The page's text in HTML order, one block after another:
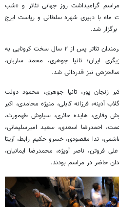
گرامیداشت روز جهانی تئاتر و «شب
امروز شنبه ۲۴ اردیبهشت ماه با دبیری شهره سلطانی و ریاست ایرج
شد.
در این مراسم که اولین گردهمایی هنرمندان تئاتر پس از ۲ سال سخت کرونایی به
بازیگری ایران؛ تانیا جوهری، محمد ساربان،
نیز قدردانی شد.
زنجان پور، تانیا جوهری، محمود دولت
آدینه، فرزانه کابلی، منیژه محامدی، اکبر
وقاری، هایده حائری، سیاوش طهمورث،
احمدرضا اسعدی، سعید امیرسلیمانی،
ندا مقصودی، خسرو حکیم رابط، آزیتا
فروتن، ناصر آویژه، محمدرضا ایمانیان،
حاضر در مراسم بودند.